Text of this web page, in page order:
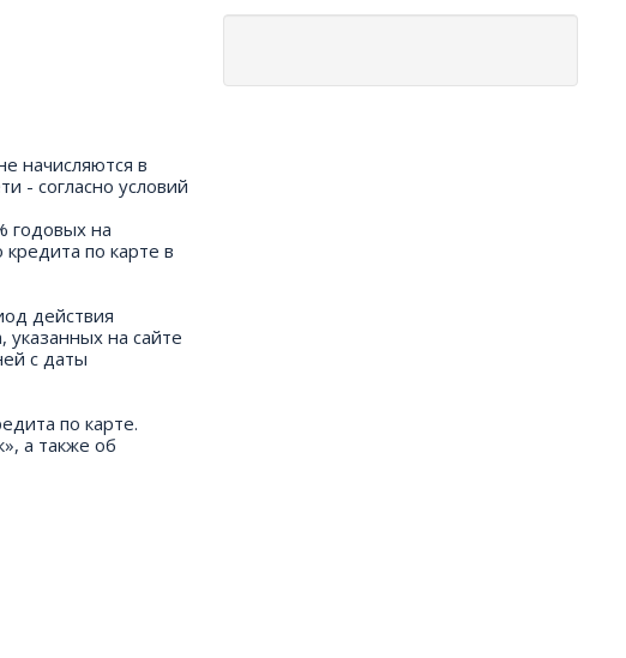
начисляются в
- согласно условий
годовых на
по карте в
действия
указанных на сайте
с даты
по карте.
а также об